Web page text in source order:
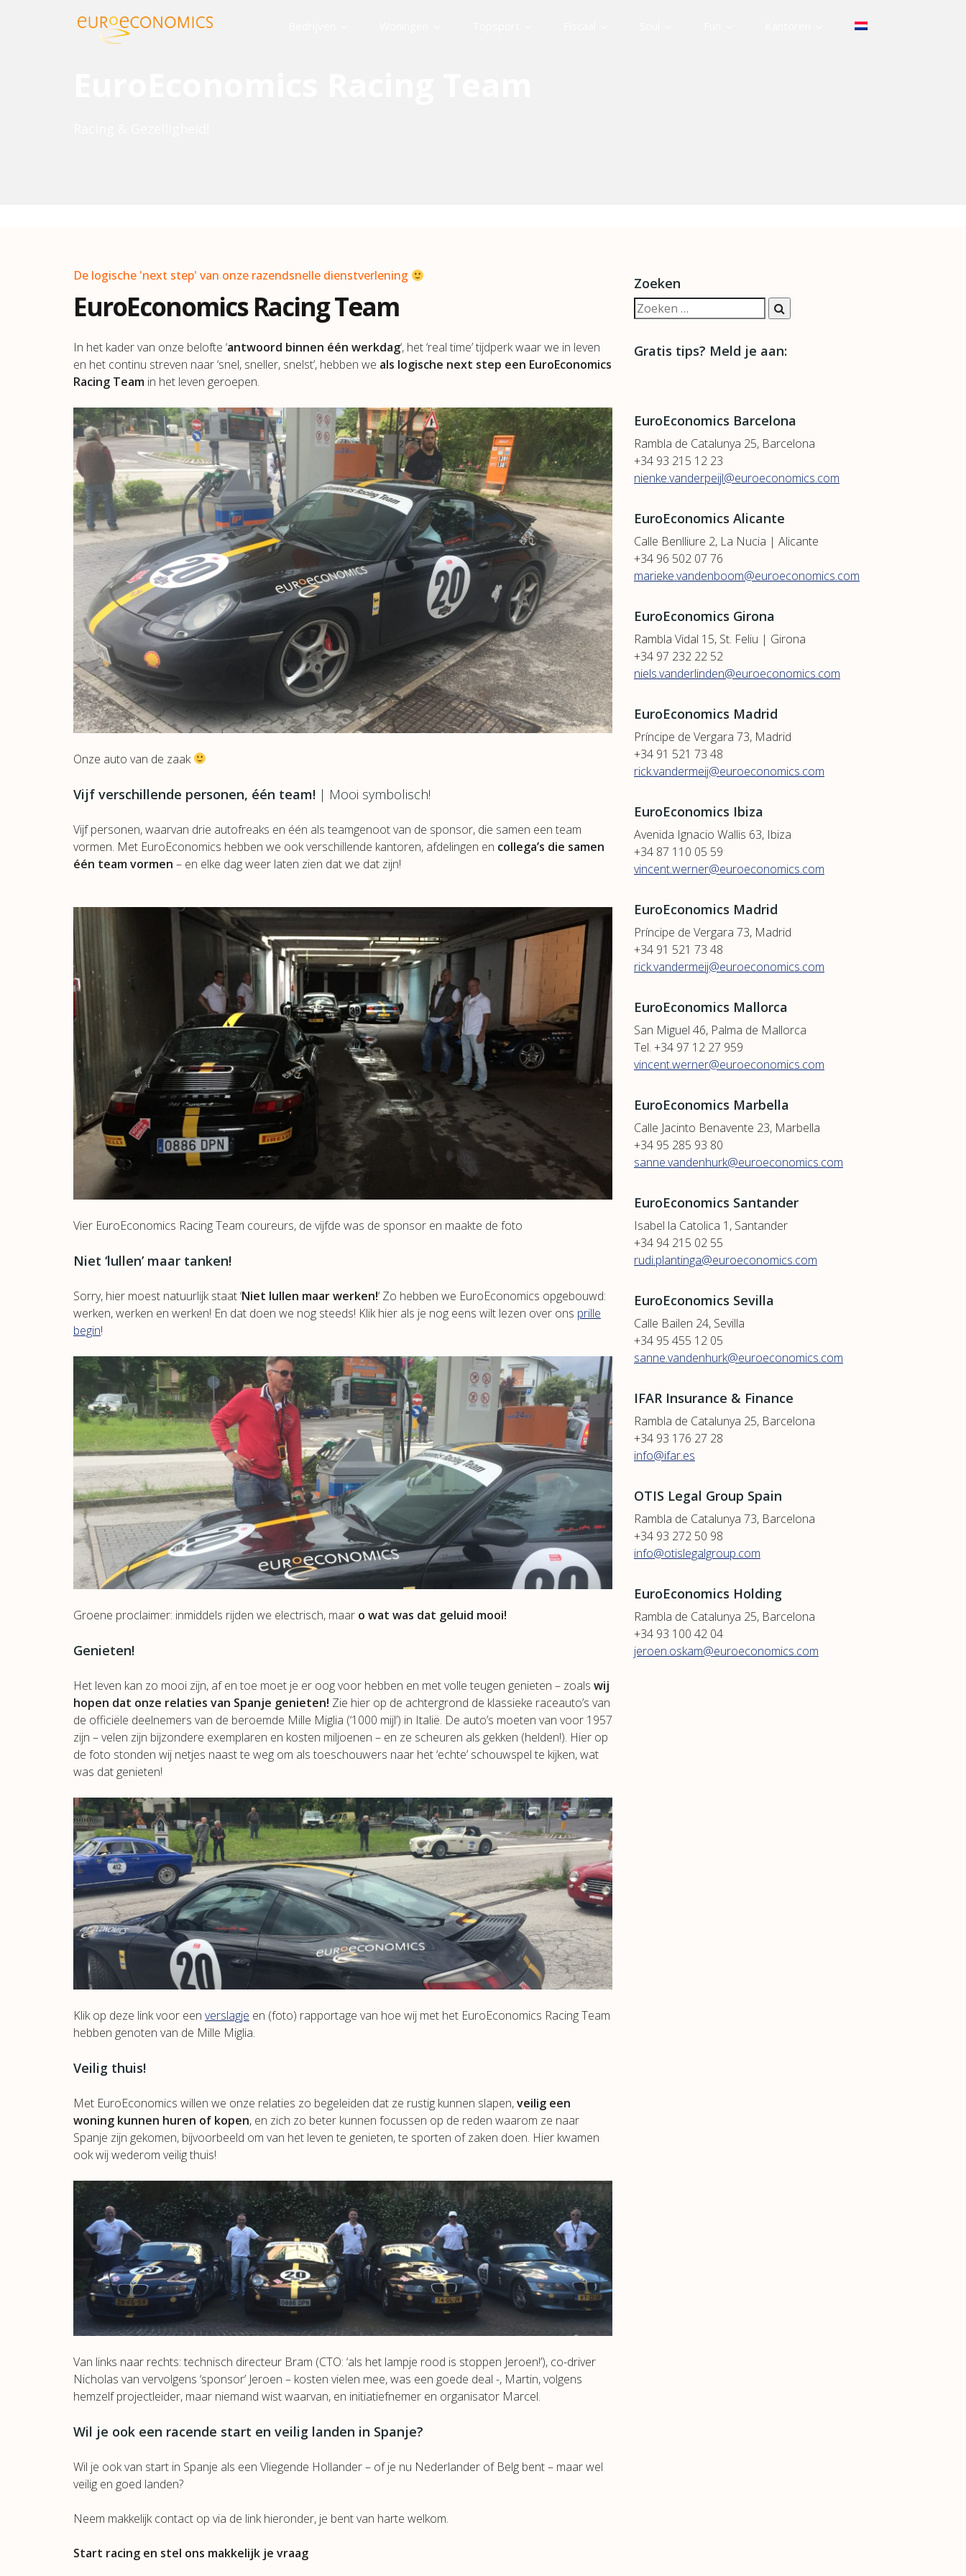
De logische 'next step' van onze razendsnelle dienstverlening
EuroEconomics Racing Team
In het kader van onze belofte ‘antwoord binnen één werkdag‘, het ‘real time’ tijdperk waar we in leven
en het continu streven naar ‘snel, sneller, snelst’, hebben we als logische next step een EuroEconomics
Racing Team in het leven geroepen.
Onze auto van de zaak
Vijf verschillende personen, één team! | Mooi symbolisch!
Vijf personen, waarvan drie autofreaks en één als teamgenoot van de sponsor, die samen een team
vormen. Met EuroEconomics hebben we ook verschillende kantoren, afdelingen en collega’s die samen
één team vormen – en elke dag weer laten zien dat we dat zijn!
Vier EuroEconomics Racing Team coureurs, de vijfde was de sponsor en maakte de foto
Niet ‘lullen’ maar tanken!
Sorry, hier moest natuurlijk staat ‘Niet lullen maar werken!‘ Zo hebben we EuroEconomics opgebouwd:
werken, werken en werken! En dat doen we nog steeds! Klik hier als je nog eens wilt lezen over ons prille
begin!
Groene proclaimer: inmiddels rijden we electrisch, maar o wat was dat geluid mooi!
Genieten!
Het leven kan zo mooi zijn, af en toe moet je er oog voor hebben en met volle teugen genieten – zoals wij
hopen dat onze relaties van Spanje genieten! Zie hier op de achtergrond de klassieke raceauto’s van
de officiële deelnemers van de beroemde Mille Miglia (‘1000 mijl’) in Italië. De auto’s moeten van voor 1957
zijn – velen zijn bijzondere exemplaren en kosten miljoenen – en ze scheuren als gekken (helden!). Hier op
de foto stonden wij netjes naast te weg om als toeschouwers naar het ‘echte’ schouwspel te kijken, wat
was dat genieten!
Klik op deze link voor een verslagje en (foto) rapportage van hoe wij met het EuroEconomics Racing Team
hebben genoten van de Mille Miglia.
Veilig thuis!
Met EuroEconomics willen we onze relaties zo begeleiden dat ze rustig kunnen slapen,veilig een
woning kunnen huren of kopen, en zich zo beter kunnen focussen op de reden waarom ze naar
Spanje zijn gekomen, bijvoorbeeld om van het leven te genieten, te sporten of zaken doen. Hier kwamen
ook wij wederom veilig thuis!
Van links naar rechts: technisch directeur Bram (CTO: ‘als het lampje rood is stoppen Jeroen!’), co-driver
Nicholas van vervolgens ‘sponsor’ Jeroen – kosten vielen mee, was een goede deal -, Martin, volgens
hemzelf projectleider, maar niemand wist waarvan, en initiatiefnemer en organisator Marcel.
Wil je ook een racende start en veilig landen in Spanje?
Wil je ook van start in Spanje als een Vliegende Hollander – of je nu Nederlander of Belg bent – maar wel
veilig en goed landen?
Neem makkelijk contact op via de link hieronder, je bent van harte welkom.
Start racing en stel ons makkelijk je vraag
Zoeken
Gratis tips? Meld je aan:
EuroEconomics Barcelona
Rambla de Catalunya 25, Barcelona
+34 93 215 12 23
nienke.vanderpeijl@euroeconomics.com
EuroEconomics Alicante
Calle Benlliure 2, La Nucia | Alicante
+34 96 502 07 76
marieke.vandenboom@euroeconomics.com
EuroEconomics Girona
Rambla Vidal 15, St. Feliu | Girona
+34 97 232 22 52
niels.vanderlinden@euroeconomics.com
EuroEconomics Madrid
Príncipe de Vergara 73, Madrid
+34 91 521 73 48
rick.vandermeij@euroeconomics.com
EuroEconomics Ibiza
Avenida Ignacio Wallis 63, Ibiza
+34 87 110 05 59
vincent.werner@euroeconomics.com
EuroEconomics Madrid
Príncipe de Vergara 73, Madrid
+34 91 521 73 48
rick.vandermeij@euroeconomics.com
EuroEconomics Mallorca
San Miguel 46, Palma de Mallorca
Tel. +34 97 12 27 959
vincent.werner@euroeconomics.com
EuroEconomics Marbella
Calle Jacinto Benavente 23, Marbella
+34 95 285 93 80
sanne.vandenhurk@euroeconomics.com
EuroEconomics Santander
Isabel la Catolica 1, Santander
+34 94 215 02 55
rudi.plantinga@euroeconomics.com
EuroEconomics Sevilla
Calle Bailen 24, Sevilla
+34 95 455 12 05
sanne.vandenhurk@euroeconomics.com
IFAR Insurance & Finance
Rambla de Catalunya 25, Barcelona
+34 93 176 27 28
info@ifar.es
OTIS Legal Group Spain
Rambla de Catalunya 73, Barcelona
+34 93 272 50 98
info@otislegalgroup.com
EuroEconomics Holding
Rambla de Catalunya 25, Barcelona
+34 93 100 42 04
jeroen.oskam@euroeconomics.com